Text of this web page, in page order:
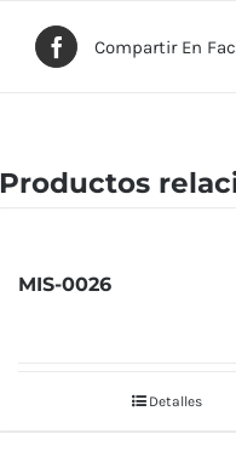
Compartir En
Productos
MIS-0026
Detalles